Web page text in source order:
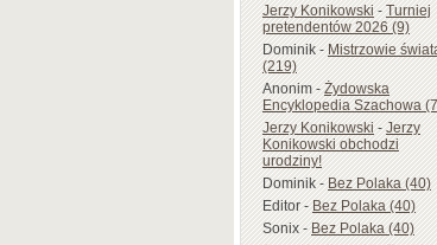
Jerzy Konikowski-Turniej
pretendentów 2026 (9)
Dominik-Mistrzowie
(219)
Anonim-Żydowska
Encyklopedia Szachowa
Jerzy Konikowski-Jerzy
Konikowski obchodzi
urodziny!
Dominik-Bez Polaka (40)
Editor-Bez Polaka (40)
Sonix-Bez Polaka (40)